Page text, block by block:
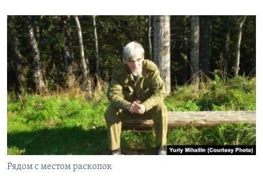
Рядом с местом раскопок